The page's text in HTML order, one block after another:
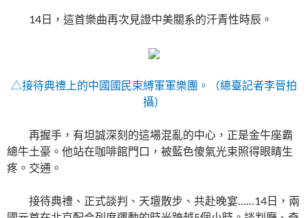
14日，這首樂曲再次見證中美關系的汗青性時辰。
△接待典禮上的中國國民束縛軍軍樂團。（總臺記者李晉拍
攝）
再握手，有坦誠深刻的這場混亂的中心，正是金牛座霸
總牛土豪。他站在咖啡館門口，被藍色傻氣光束照得眼睛生
疼。交通。
接待典禮、正式談判、天壇散步、共赴晚宴……14日，兩